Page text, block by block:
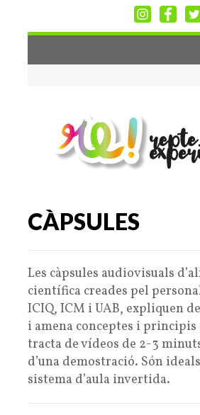
CÀPSULES
Les càpsules audiovisuals
científica creades pel
ICIQ, ICM i UAB, expliquen
i amena conceptes i principis
tracta de vídeos de 2-3
d’una demostració. Són
sistema d’aula invertida.